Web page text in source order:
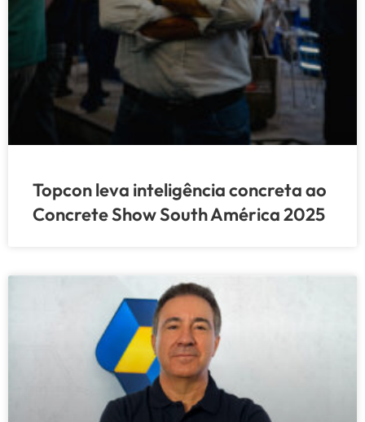
Topcon leva inteligência concreta ao
Concrete Show South América 2025